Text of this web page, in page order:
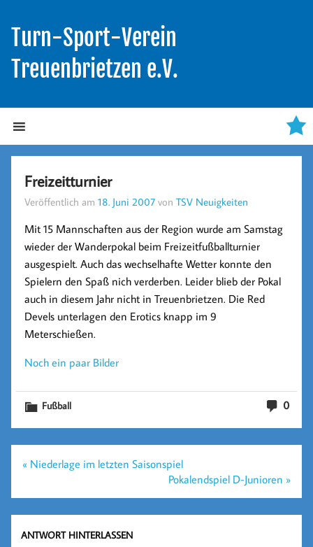
Turn-Sport-Verein
Treuenbrietzen e.V.
Freizeitturnier
Veröffentlich am18. Juni 2007 vonTSV Neuigkeiten
Mit 15 Mannschaften aus der Region wurde am Samstag
wieder der Wanderpokal beim Freizeitfußballturnier
ausgespielt. Auch das wechselhafte Wetter konnte den
Spielern den Spaß nich verderben. Leider blieb der Pokal
auch in diesem Jahr nicht in Treuenbrietzen. Die Red
Devels unterlagen den Erotics knapp im 9
Meterschießen.
Noch ein paar Bilder
0
Fußball
Beitragsnavigation
« Niederlage im letzten Saisonspiel
Pokalendspiel D-Junioren »
ANTWORT HINTERLASSEN